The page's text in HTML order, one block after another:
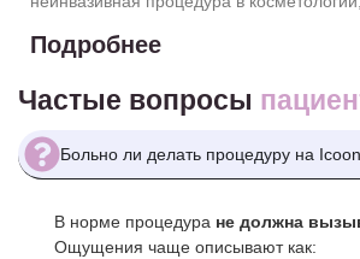
Подробнее
Частые вопросы
Больно ли делать процедуру на
В норме процедура не должна
Ощущения чаще описывают как: